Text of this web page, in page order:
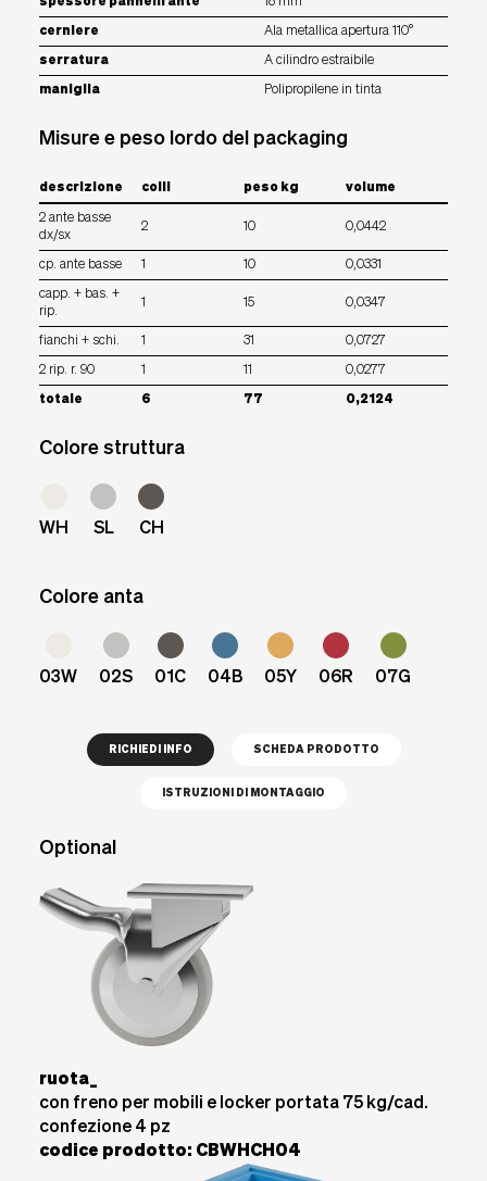
cerniere Ala metallica apertura 110°
serratura A cilindro estraibile
maniglia Polipropilene in tinta
Misure e peso lordo del packaging
descrizione colli peso kg volume
2 ante basse
dx/sx
2 10 0,0442
cp. ante basse 10 0,0331
capp. + bas. +
rip.
15 0,0347
fianchi + schi. 31 0,0727
2 rip. r. 90 0,0277
totale 6 77 0,2124
Colore struttura
WH SL CH
Colore anta
03W 02S 01C 04B 05Y 06R 07G
RICHIEDI INFO SCHEDA PRODOTTO
ISTRUZIONI DI MONTAGGIO
Optional
ruota_
con freno per mobili e locker portata 75 kg/cad.
confezione 4 pz
codice prodotto: CBWHCH04